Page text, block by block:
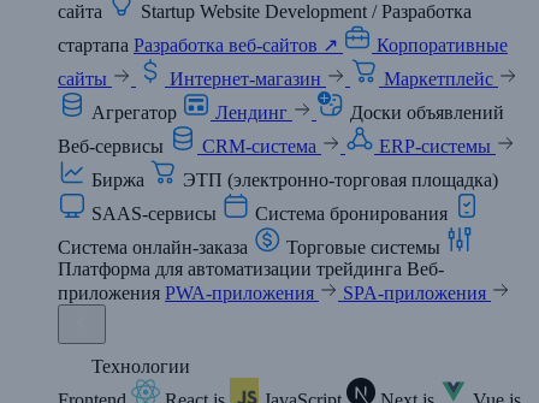
сайта
Startup Website Development / Разработка
стартапа Разработка веб-сайтов ↗
Корпоративные
сайты
Интернет-магазин
Маркетплейс
Агрегатор
Лендинг
Доски объявлений
Веб-сервисы
CRM-система
ERP-системы
Биржа
ЭТП (электронно-торговая площадка)
SAAS-сервисы
Система бронирования
Система онлайн-заказа
Торговые системы
Платформа для автоматизации трейдинга Веб-
приложения PWA-приложения SPA-приложения
Технологии